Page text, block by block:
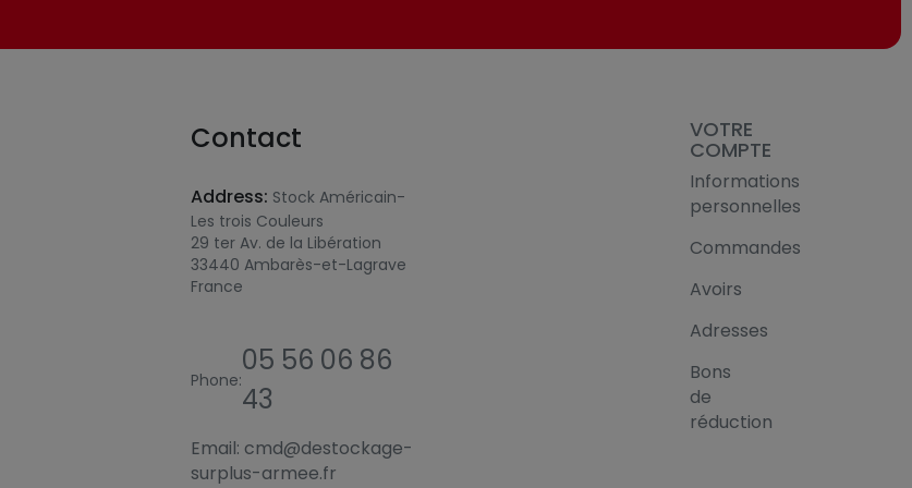
Contact
Address: Stock Américain-
Les trois Couleurs
29 ter Av. de la Libération
33440 Ambarès-et-Lagrave
France
Phone:
05 56 06 86
43
Email: cmd@destockage-
surplus-armee.fr
VOTRE
COMPTE
Informations
personnelles
Commandes
Avoirs
Adresses
Bons
de
réduction